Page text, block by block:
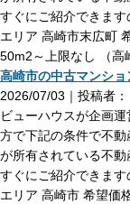
すぐにご紹介できま
エリア 高崎市末広町
50m2～上限なし （高
高崎市の中古マンショ
2026/07/03｜投稿者：
ビューハウスが企画
方で下記の条件で不
が所有されている不
すぐにご紹介できま
エリア 高崎市 希望価